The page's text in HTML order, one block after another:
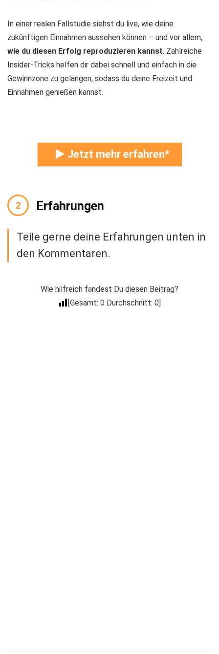
In einer realen Fallstudie siehst du live, wie deine
zukünftigen Einnahmen aussehen können – und vor allem,
wie du diesen Erfolg reproduzieren kannst. Zahlreiche
Insider-Tricks helfen dir dabei schnell und einfach in die
Gewinnzone zu gelangen, sodass du deine Freizeit und
Einnahmen genießen kannst.
► Jetzt mehr erfahren
Erfahrungen
Teile gerne deine Erfahrungen unten in
den Kommentaren.
Wie hilfreich fandest Du diesen Beitrag?
[Gesamt: 0 Durchschnitt: 0]